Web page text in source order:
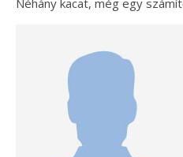
Néhány kacat, még egy